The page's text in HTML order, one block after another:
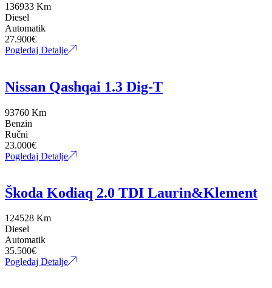
136933 Km
Diesel
Automatik
27.900€
Pogledaj Detalje
Nissan Qashqai 1.3 Dig-T
93760 Km
Benzin
Ručni
23.000€
Pogledaj Detalje
Škoda Kodiaq 2.0 TDI Laurin&Klement
124528 Km
Diesel
Automatik
35.500€
Pogledaj Detalje